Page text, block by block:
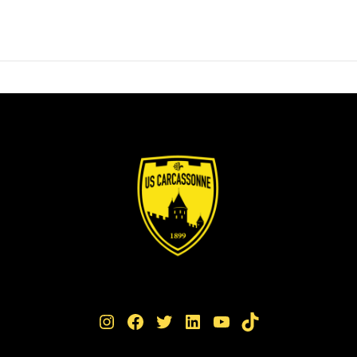
Instagram Facebook Twitter LinkedIn YouTube TikTok